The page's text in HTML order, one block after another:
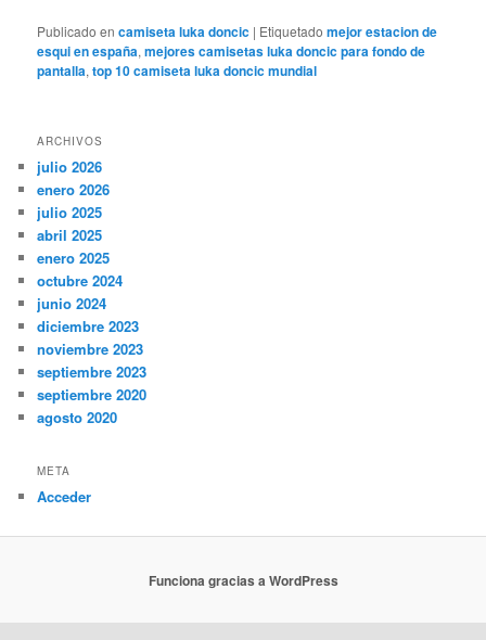
Publicado en camiseta luka doncic | Etiquetado mejor estacion de
esqui en españa,mejores camisetas luka doncic para fondo de
pantalla,top 10 camiseta luka doncic mundial
ARCHIVOS
julio 2026
enero 2026
julio 2025
abril 2025
enero 2025
octubre 2024
junio 2024
diciembre 2023
noviembre 2023
septiembre 2023
septiembre 2020
agosto 2020
META
Acceder
Funciona gracias a WordPress